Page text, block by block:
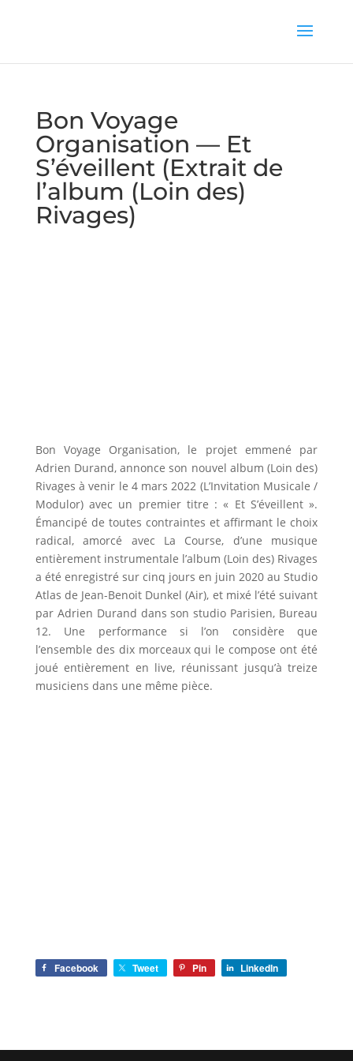
Bon Voyage
Organisation — Et
S’éveillent (Extrait de
l’album (Loin des)
Rivages)
Bon Voyage Organisation, le projet emmené par
Adrien Durand, annonce son nouvel album (Loin des)
Rivages à venir le 4 mars 2022 (L’Invitation Musicale /
Modulor) avec un premier titre : « Et S’éveillent ».
Émancipé de toutes contraintes et affirmant le choix
radical, amorcé avec La Course, d’une musique
entièrement instrumentale l’album (Loin des) Rivages
a été enregistré sur cinq jours en juin 2020 au Studio
Atlas de Jean-Benoit Dunkel (Air), et mixé l’été suivant
par Adrien Durand dans son studio Parisien, Bureau
12. Une performance si l’on considère que
l’ensemble des dix morceaux qui le compose ont été
joué entièrement en live, réunissant jusqu’à treize
musiciens dans une même pièce.
Facebook Tweet Pin LinkedIn